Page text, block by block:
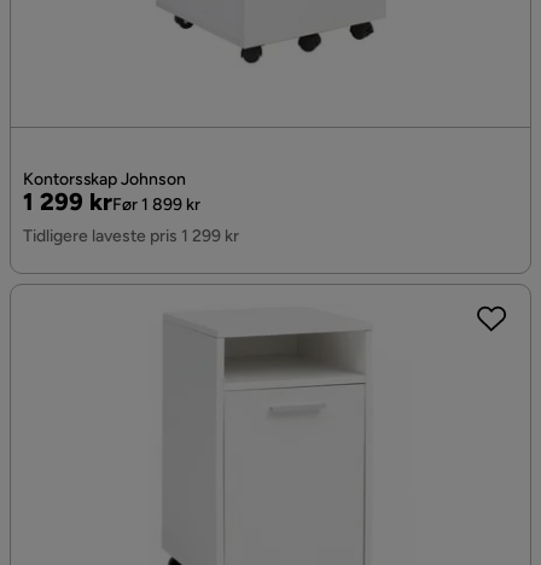
Kontorsskap Johnson
Pris
1 299 kr
Original
Pris
Før 1 899 kr
Tidligere laveste pris 1 299 kr